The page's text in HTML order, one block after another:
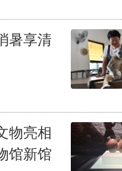
暑享清
物亮相
馆新馆